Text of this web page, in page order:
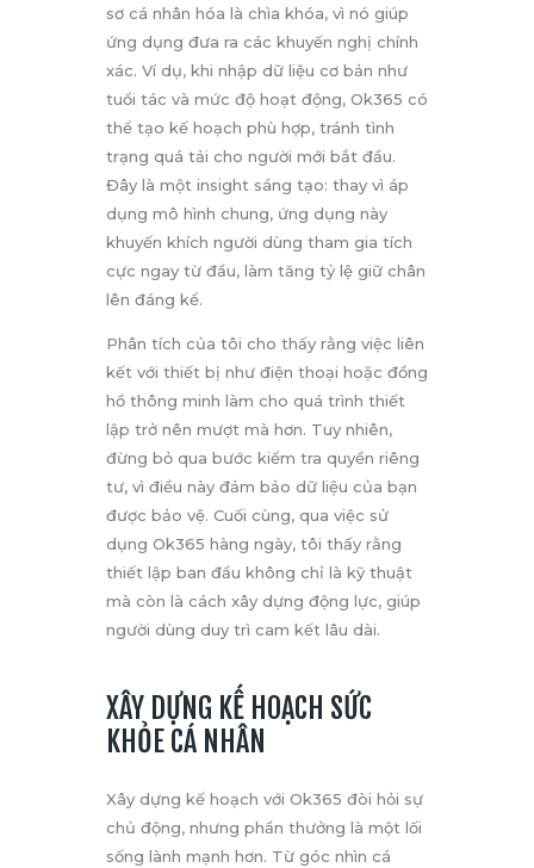
sơ cá nhân hóa là chìa khóa, vì nó giúp
ứng dụng đưa ra các khuyến nghị chính
xác. Ví dụ, khi nhập dữ liệu cơ bản như
tuổi tác và mức độ hoạt động, Ok365 có
thể tạo kế hoạch phù hợp, tránh tình
trạng quá tải cho người mới bắt đầu.
Đây là một insight sáng tạo: thay vì áp
dụng mô hình chung, ứng dụng này
khuyến khích người dùng tham gia tích
cực ngay từ đầu, làm tăng tỷ lệ giữ chân
lên đáng kể.
Phân tích của tôi cho thấy rằng việc liên
kết với thiết bị như điện thoại hoặc đồng
hồ thông minh làm cho quá trình thiết
lập trở nên mượt mà hơn. Tuy nhiên,
đừng bỏ qua bước kiểm tra quyền riêng
tư, vì điều này đảm bảo dữ liệu của bạn
được bảo vệ. Cuối cùng, qua việc sử
dụng Ok365 hàng ngày, tôi thấy rằng
thiết lập ban đầu không chỉ là kỹ thuật
mà còn là cách xây dựng động lực, giúp
người dùng duy trì cam kết lâu dài.
XÂY DỰNG KẾ HOẠCH SỨC
KHỎE CÁ NHÂN
Xây dựng kế hoạch với Ok365 đòi hỏi sự
chủ động, nhưng phần thưởng là một lối
sống lành mạnh hơn. Từ góc nhìn cá